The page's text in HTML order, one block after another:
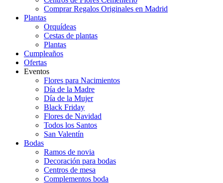
Comprar Regalos Originales en Madrid
Plantas
Orquídeas
Cestas de plantas
Plantas
Cumpleaños
Ofertas
Eventos
Flores para Nacimientos
Día de la Madre
Día de la Mujer
Black Friday
Flores de Navidad
Todos los Santos
San Valentín
Bodas
Ramos de novia
Decoración para bodas
Centros de mesa
Complementos boda